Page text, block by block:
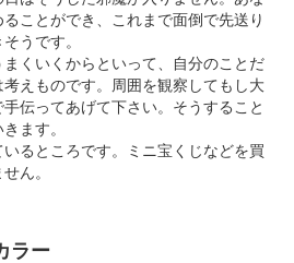
ことができ、これまで面倒で先送り
うです。
くいくからといって、自分のことだ
えものです。周囲を観察してもし大
伝ってあげて下さい。そうすること
ます。
るところです。ミニ宝くじなどを買
ん。
ラー